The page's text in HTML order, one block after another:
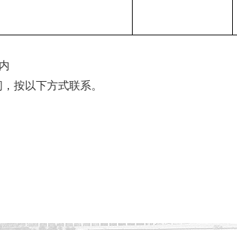
按以下方式联系。